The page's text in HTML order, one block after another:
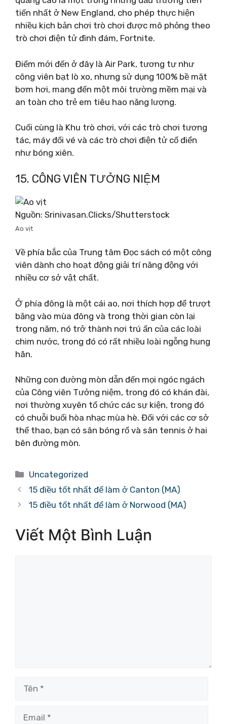
tiến nhất ở New England, cho phép thực hiện
nhiều kịch bản chơi trò chơi được mô phỏng theo
trò chơi điện tử đình đám, Fortnite.
Điểm mới đến ở đây là Air Park, tương tự như
công viên bạt lò xo, nhưng sử dụng 100% bề mặt
bơm hơi, mang đến một môi trường mềm mại và
an toàn cho trẻ em tiêu hao năng lượng.
Cuối cùng là Khu trò chơi, với các trò chơi tương
tác, máy đổi vé và các trò chơi điện tử cổ điển
như bóng xiên.
15. CÔNG VIÊN TƯỞNG NIỆM
Nguồn: Srinivasan.Clicks/Shutterstock
Ao vịt
Về phía bắc của Trung tâm Đọc sách có một công
viên dành cho hoạt động giải trí năng động với
nhiều cơ sở vật chất.
Ở phía đông là một cái ao, nơi thích hợp để trượt
băng vào mùa đông và trong thời gian còn lại
trong năm, nó trở thành nơi trú ẩn của các loài
chim nước, trong đó có rất nhiều loài ngỗng hung
hãn.
Những con đường mòn dẫn đến mọi ngóc ngách
của Công viên Tưởng niệm, trong đó có khán đài,
nơi thường xuyên tổ chức các sự kiện, trong đó
có chuỗi buổi hòa nhạc mùa hè. Đối với các cơ sở
thể thao, bạn có sân bóng rổ và sân tennis ở hai
bên đường mòn.
Danh
mục
Uncategorized
15 điều tốt nhất để làm ở Canton (MA)
15 điều tốt nhất để làm ở Norwood (MA)
Viết Một Bình Luận